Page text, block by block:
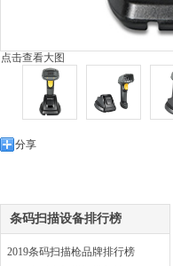
点击查看大图
分享
条码扫描设备排行榜
2019条码扫描枪品牌排行榜